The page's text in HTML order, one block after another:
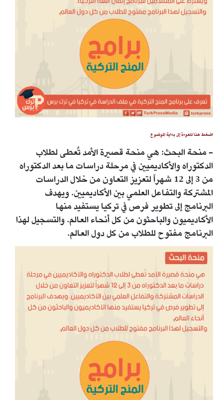
اضغط هنا للعودة إلى بداية الموضوع
- منحة البحث: هي منحة قصيرة الأمد تُعطى لطلاب
الدكتوراه والأكاديميين في مرحلة دراسات ما بعد الدكتوراه
من 3 إلى 12 شهراً لتعزيز التعاون من خلال الدراسات
المشتركة والتفاعل العلمي بين الأكاديميين. ويهدف
البرنامج إلى تطوير فرص في تركيا يستفيد منها
الأكاديميون والباحثون من كل أنحاء العالم. والتسجيل لهذا
البرنامج مفتوح للطلاب من كل دول العالم.